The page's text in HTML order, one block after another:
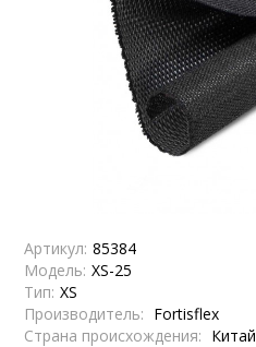
Артикул: 85384
Модель: XS-25
Тип: XS
Производитель: Fortisflex
Страна происхождения: Китай